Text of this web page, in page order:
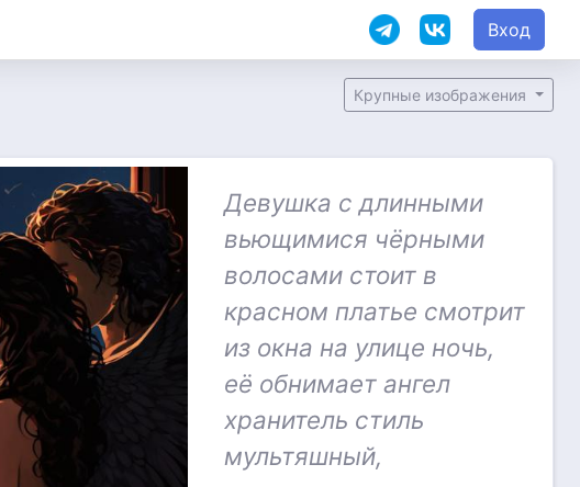
Вход
Крупные изображения
Девушка с длинными
вьющимися чёрными
волосами стоит в
красном платье смотрит
из окна на улице ночь,
её обнимает ангел
хранитель стиль
мультяшный,